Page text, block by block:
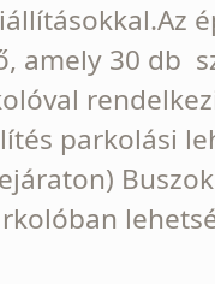
amely 30 db
parkolási